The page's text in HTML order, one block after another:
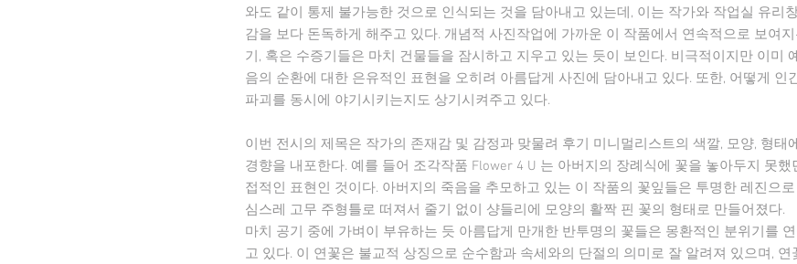
와도 같이 통제 불가능한 것으로 인식되는 것을 담아내고 있는데, 이는 작가와 작업실 유리
감을 보다 돈독하게 해주고 있다. 개념적 사진작업에 가까운 이 작품에서 연속적으로 보여
기, 혹은 수증기들은 마치 건물들을 잠시하고 지우고 있는 듯이 보인다. 비극적이지만 이미
음의 순환에 대한 은유적인 표현을 오히려 아름답게 사진에 담아내고 있다. 또한, 어떻게 인
파괴를 동시에 야기시키는지도 상기시켜주고 있다.
이번 전시의 제목은 작가의 존재감 및 감정과 맞물려 후기 미니멀리스트의 색깔, 모양, 형태
경향을 내포한다. 예를 들어 조각작품 Flower 4 U 는 아버지의 장례식에 꽃을 놓아두지 못
접적인 표현인 것이다. 아버지의 죽음을 추모하고 있는 이 작품의 꽃잎들은 투명한 레진으
심스레 고무 주형틀로 떠져서 줄기 없이 샹들리에 모양의 활짝 핀 꽃의 형태로 만들어졌다.
마치 공기 중에 가벼이 부유하는 듯 아름답게 만개한 반투명의 꽃들은 몽환적인 분위기를
고 있다. 이 연꽃은 불교적 상징으로 순수함과 속세와의 단절의 의미로 잘 알려져 있으며,